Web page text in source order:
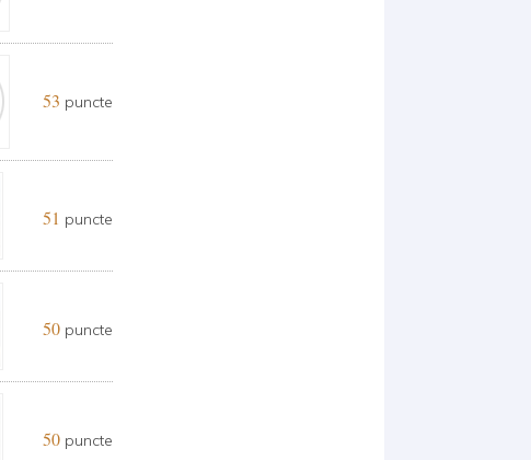
53 puncte
51 puncte
50puncte
50puncte